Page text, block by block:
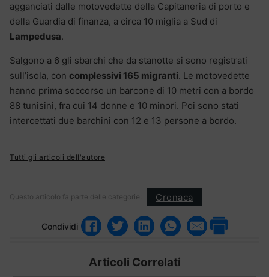
agganciati dalle motovedette della Capitaneria di porto e
della Guardia di finanza, a circa 10 miglia a Sud di
Lampedusa.
Salgono a 6 gli sbarchi che da stanotte si sono registrati
sull’isola, con complessivi 165 migranti. Le motovedette
hanno prima soccorso un barcone di 10 metri con a bordo
88 tunisini, fra cui 14 donne e 10 minori. Poi sono stati
intercettati due barchini con 12 e 13 persone a bordo.
Tutti gli articoli dell'autore
Questo articolo fa parte delle categorie: Cronaca
Condividi
Articoli Correlati